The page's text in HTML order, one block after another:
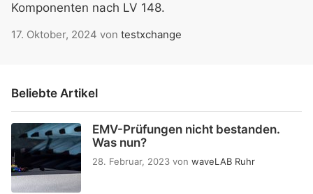
Komponenten nach LV 148.
17. Oktober, 2024 von testxchange
Beliebte Artikel
EMV-Prüfungen nicht bestanden.
Was nun?
28. Februar, 2023 von waveLAB Ruhr